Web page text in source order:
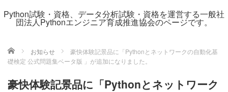
Python試験・資格、データ分析試験・資格を運営する一般社
団法人Pythonエンジニア育成推進協会のページです。
ホーム お知らせ
豪快体験記景品に「Pythonとネットワークの自動化基
礎検定 公式問題集ベータ版 」が追加になりました。
豪快体験記景品に「Pythonとネットワーク